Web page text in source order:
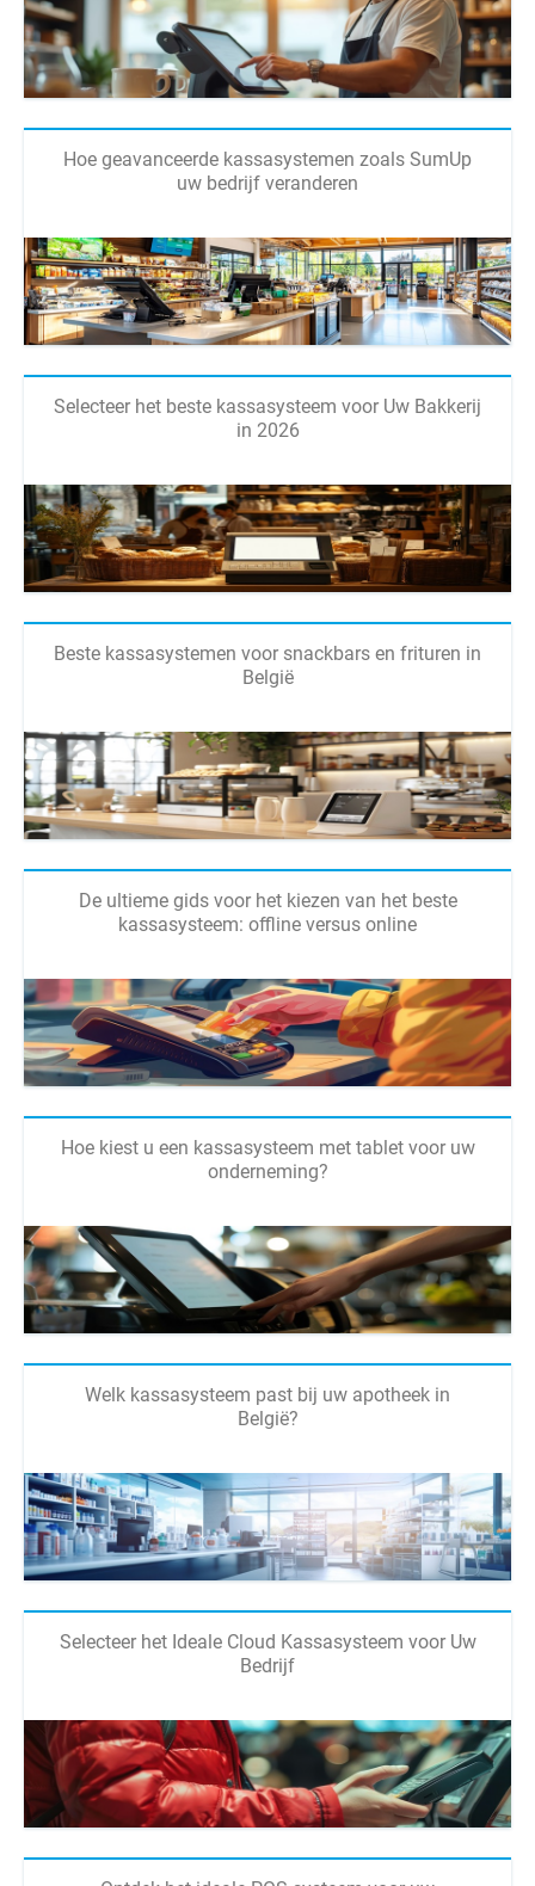
Hoe geavanceerde kassasystemen zoals SumUp
uw bedrijf veranderen
Selecteer het beste kassasysteem voor Uw Bakkerij
in 2026
Beste kassasystemen voor snackbars en frituren in
België
De ultieme gids voor het kiezen van het beste
kassasysteem: offline versus online
Hoe kiest u een kassasysteem met tablet voor uw
onderneming?
Welk kassasysteem past bij uw apotheek in
België?
Selecteer het Ideale Cloud Kassasysteem voor Uw
Bedrijf